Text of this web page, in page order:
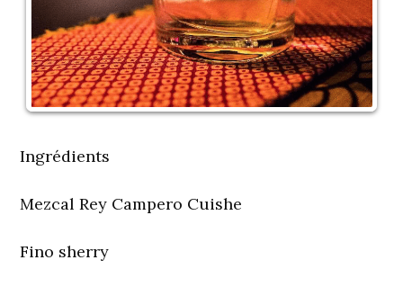
Ingrédients
Mezcal Rey Campero Cuishe
Fino sherry